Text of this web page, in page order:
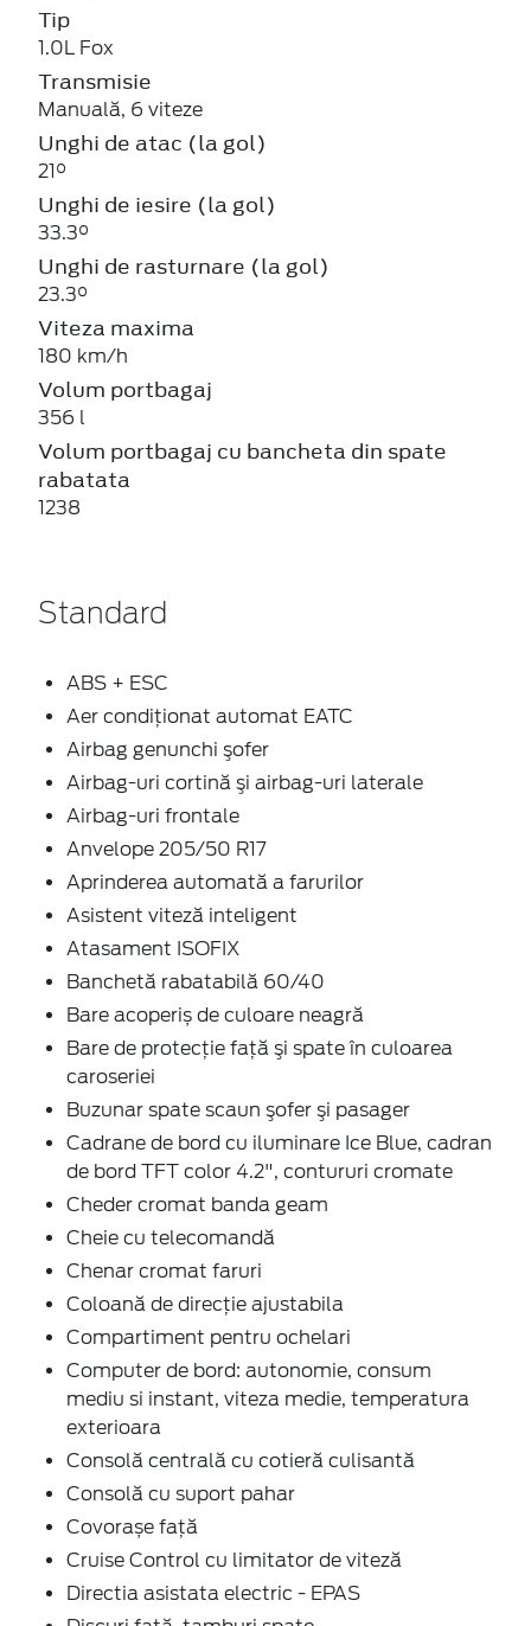
Tip
1.0L Fox
Transmisie
Manuală, 6 viteze
Unghi de atac (la gol)
21°
Unghi de iesire (la gol)
33.3°
Unghi de rasturnare (la gol)
23.3°
Viteza maxima
180 km/h
Volum portbagaj
356 l
Volum portbagaj cu bancheta din spate
rabatata
1238
Standard
ABS + ESC
Aer condiţionat automat EATC
Airbag genunchi şofer
Airbag-uri cortină şi airbag-uri laterale
Airbag-uri frontale
Anvelope 205/50 R17
Aprinderea automată a farurilor
Asistent viteză inteligent
Atasament ISOFIX
Banchetă rabatabilă 60/40
Bare acoperiș de culoare neagră
Bare de protecţie faţă şi spate în culoarea
caroseriei
Buzunar spate scaun şofer şi pasager
Cadrane de bord cu iluminare Ice Blue, cadran
de bord TFT color 4.2", contururi cromate
Cheder cromat banda geam
Cheie cu telecomandă
Chenar cromat faruri
Coloană de direcţie ajustabila
Compartiment pentru ochelari
Computer de bord: autonomie, consum
mediu si instant, viteza medie, temperatura
exterioara
Consolă centrală cu cotieră culisantă
Consolă cu suport pahar
Covorașe față
Cruise Control cu limitator de viteză
Directia asistata electric - EPAS